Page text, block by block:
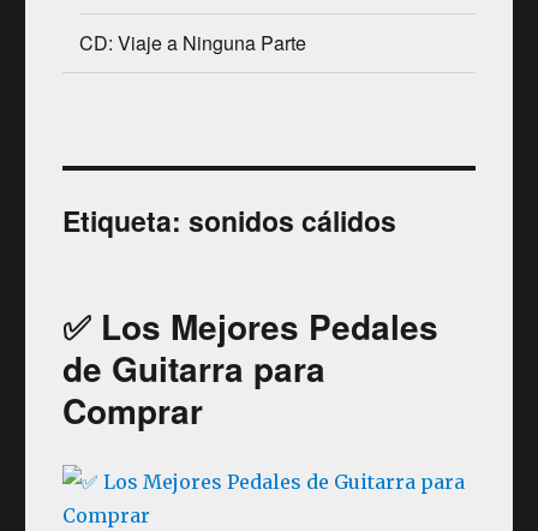
CD: Viaje a Ninguna Parte
Etiqueta:sonidos cálidos
✅ Los Mejores Pedales
de Guitarra para
Comprar